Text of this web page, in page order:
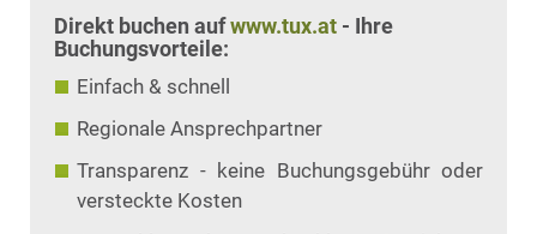
Direkt buchen aufwww.tux.at - Ihre
Buchungsvorteile:
Einfach & schnell
Regionale Ansprechpartner
Transparenz - keine Buchungsgebühr oder
versteckte Kosten